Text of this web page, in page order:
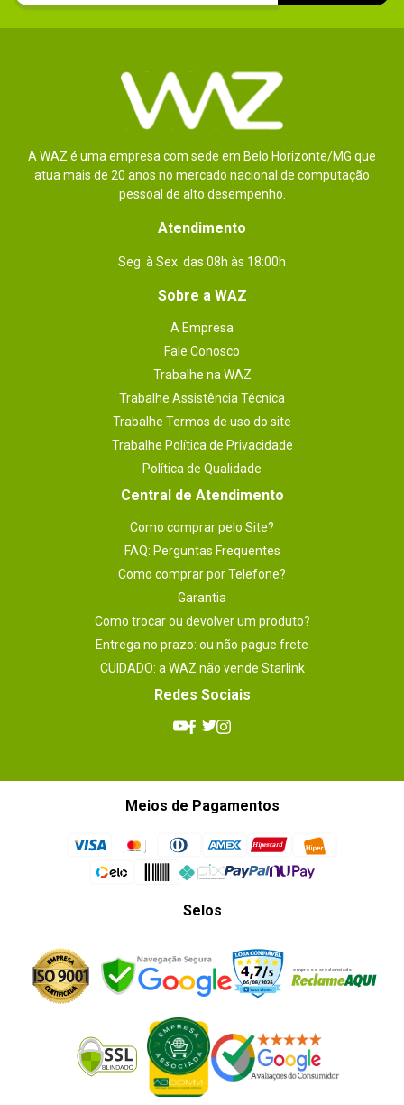
A WAZ é uma empresa com sede em Belo Horizonte/MG que
atua mais de 20 anos no mercado nacional de computação
pessoal de alto desempenho.
Atendimento
Seg. à Sex. das 08h às 18:00h
Sobre a WAZ
A Empresa
Fale Conosco
Trabalhe na WAZ
Trabalhe Assistência Técnica
Trabalhe Termos de uso do site
Trabalhe Política de Privacidade
Política de Qualidade
Central de Atendimento
Como comprar pelo Site?
FAQ: Perguntas Frequentes
Como comprar por Telefone?
Garantia
Como trocar ou devolver um produto?
Entrega no prazo: ou não pague frete
CUIDADO: a WAZ não vende Starlink
Redes Sociais
Meios de Pagamentos
Selos